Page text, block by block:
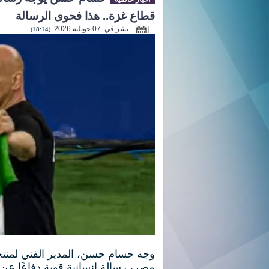
قطاع غزة.. هذا فحوى الرسالة
نشر في 07 جويلية 2026 (18:14)
وجه حسام حسن، المدير الفني